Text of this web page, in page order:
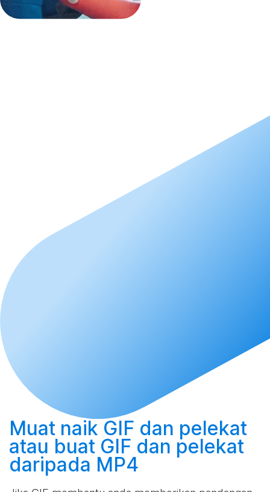
Muat naik GIF dan pelekat
atau buat GIF dan pelekat
daripada MP4